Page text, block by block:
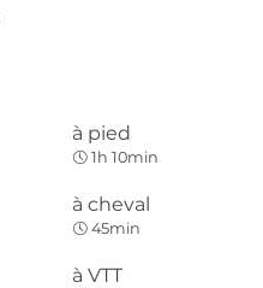
à pied
1h 10min
à cheval
45min
à VTT